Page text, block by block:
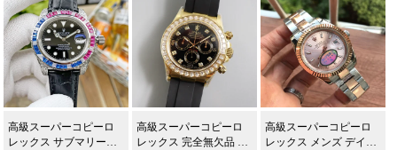
高級スーパーコピーロ
レックス サブマリーナ
高級スーパーコピーロ
レックス 完全無欠品 デ
高級スーパーコピーロ
レックス メンズ デイト